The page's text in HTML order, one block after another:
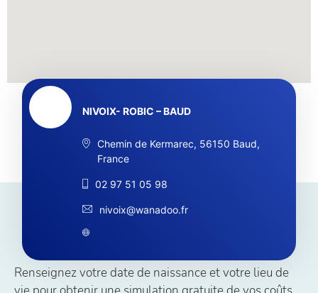
NIVOIX- ROBIC – BAUD
Chemin de Kermarec, 56150 Baud,
France
02 97 51 05 98
nivoix@wanadoo.fr
Simuler vos coûts obsèques
Renseignez votre date de naissance et votre lieu de